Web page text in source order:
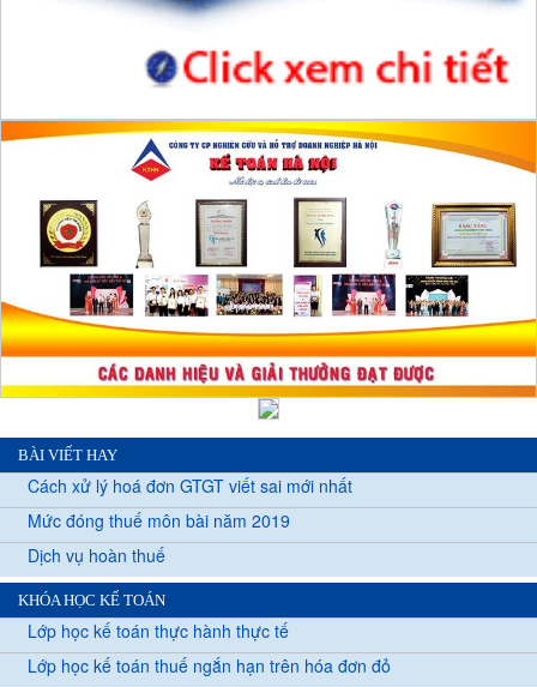
BÀI VIẾT HAY
Cách xử lý hoá đơn GTGT viết sai mới nhất
Mức đóng thuế môn bài năm 2019
Dịch vụ hoàn thuế
KHÓA HỌC KẾ TOÁN
Lớp học kế toán thực hành thực tế
Lớp học kế toán thuế ngắn hạn trên hóa đơn đỏ